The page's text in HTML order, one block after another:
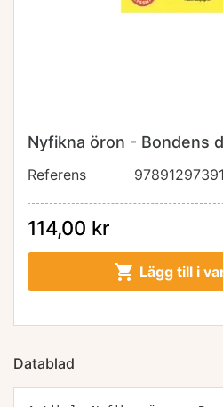
Nyfikna öron - Bondens
Referens
114,00 kr
 Lägg till i
Datablad